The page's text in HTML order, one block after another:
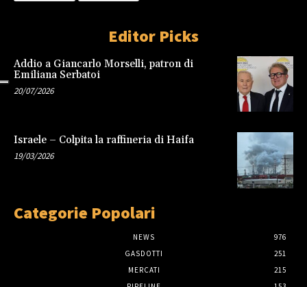
Editor Picks
Addio a Giancarlo Morselli, patron di
Emiliana Serbatoi
20/07/2026
Israele – Colpita la raffineria di Haifa
19/03/2026
Categorie Popolari
NEWS
976
GASDOTTI
251
MERCATI
215